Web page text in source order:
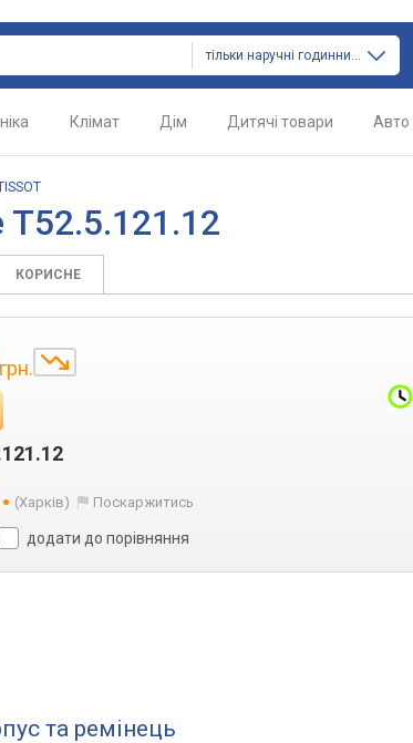
тільки наручні годинники
Клімат Дім Дитячі товари Авто
T52.5.121.12
КОРИСНЕ
грн.
(Харків) Поскаржитись
додати до порівняння
та ремінець